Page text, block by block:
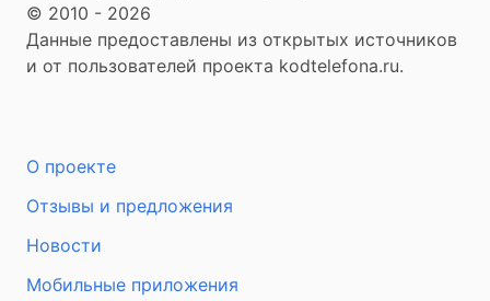
© 2010 - 2026
Данные предоставлены из открытых источников
и от пользователей проекта kodtelefona.ru.
О проекте
Отзывы и предложения
Новости
Мобильные приложения